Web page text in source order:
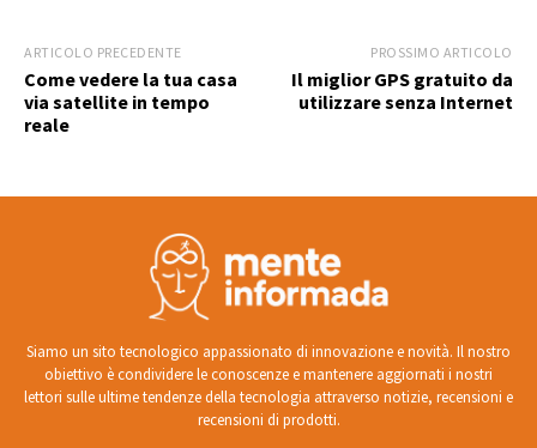
ARTICOLO PRECEDENTE
Come vedere la tua casa
via satellite in tempo
reale
PROSSIMO ARTICOLO
Il miglior GPS gratuito da
utilizzare senza Internet
Siamo un sito tecnologico appassionato di innovazione e novità. Il nostro
obiettivo è condividere le conoscenze e mantenere aggiornati i nostri
lettori sulle ultime tendenze della tecnologia attraverso notizie, recensioni e
recensioni di prodotti.